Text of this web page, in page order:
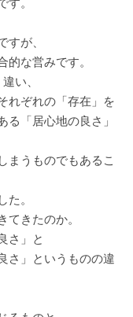
す。
すが、
な営みです。
い、
れぞれの「存在」を
「居心地の良さ」
まうものでもあるこ
た。
てきたのか。
さ」と
さ」というものの違